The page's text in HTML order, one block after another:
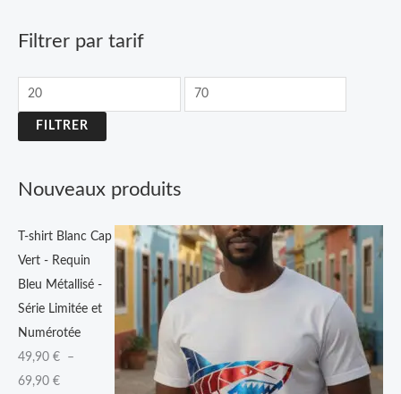
Filtrer par tarif
FILTRER
Nouveaux produits
T-shirt Blanc Cap
Vert - Requin
Bleu Métallisé -
Série Limitée et
Numérotée
49,90 €
–
69,90 €
i
:
4
,
0
€
à
6
9
,